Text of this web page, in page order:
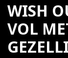
WISH
VOL